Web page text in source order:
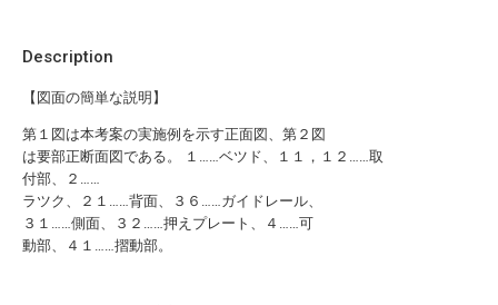
Description
【図面の簡単な説明】
第１図は本考案の実施例を示す正面図、第２図
は要部正断面図である。 １……ベツド、１１，１２……取
付部、２……
ラツク、２１……背面、３６……ガイドレール、
３１……側面、３２……押えプレート、４……可
動部、４１……摺動部。